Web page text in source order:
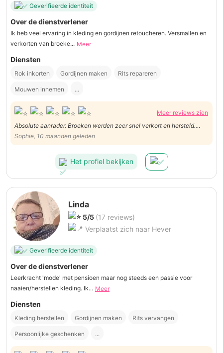
Geverifieerde identiteit
Over de dienstverlener
Ik heb veel ervaring in kleding en gordijnen retoucheren. Versmallen en
verkorten van broeke... Meer
Diensten
Rok inkorten Gordijnen maken Rits repareren
Mouwen innemen ...
Meer reviews zien
Absolute aanrader. Broeken werden zeer snel verkort en hersteld.
Dank je wel!
Sophie, 10 maanden geleden
Het profiel bekijken
Linda
5/5 (17 reviews)
Verplaatst zich naar Hever
Geverifieerde identiteit
Over de dienstverlener
Leerkracht 'mode' met pensioen maar nog steeds een passie voor
naaien/herstellen kleding. Ik... Meer
Diensten
Kleding herstellen Gordijnen maken Rits vervangen
Persoonlijke geschenken ...